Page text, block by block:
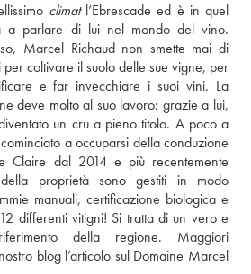
climat l’Ebrescade ed è in quel
a parlare di lui nel mondo del vino.
Marcel Richaud non smette mai di
coltivare il suolo delle sue vigne, per
e far invecchiare i suoi vini. La
deve molto al suo lavoro: grazie a lui,
un cru a pieno titolo. A poco a
a occuparsi della conduzione
Claire dal 2014 e più recentemente
proprietà sono gestiti in modo
manuali, certificazione biologica e
differenti vitigni! Si tratta di un vero e
della regione. Maggiori
blog l’articolo sul Domaine Marcel